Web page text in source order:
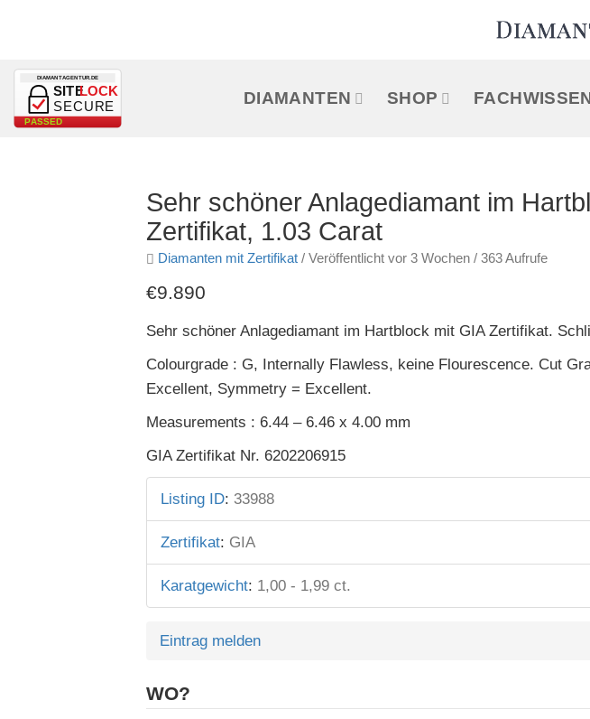
DIAMANTAGENTUR.DE
SITELOCK
SECURE
PASSED
DIAMANTEN SHOP
Sehr schöner Anlagediamant im
Zertifikat, 1.03 Carat
Diamanten mit Zertifikat / Veröffentlicht vor 3 Wochen / 363 Aufrufe
€9.890
Sehr schöner Anlagediamant im Hartblock mit GIA Zertifikat.
Colourgrade : G, Internally Flawless, keine Flourescence. Cut
Excellent, Symmetry = Excellent.
Measurements : 6.44 – 6.46 x 4.00 mm
GIA Zertifikat Nr. 6202206915
Listing ID: 33988
Zertifikat: GIA
Karatgewicht: 1,00 - 1,99 ct.
Eintrag melden
WO?